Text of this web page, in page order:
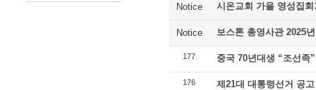
Notice 시온교회 가을 영성집
Notice 보스톤 총영사관 2025
177 중국 70년대생 “조선족
176 제21대 대통령선거 공고